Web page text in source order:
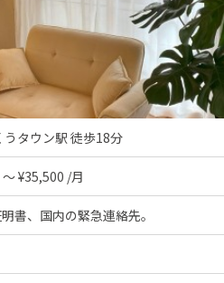
うタウン駅 徒歩18分
¥35,500 /月
書、国内の緊急連絡先。